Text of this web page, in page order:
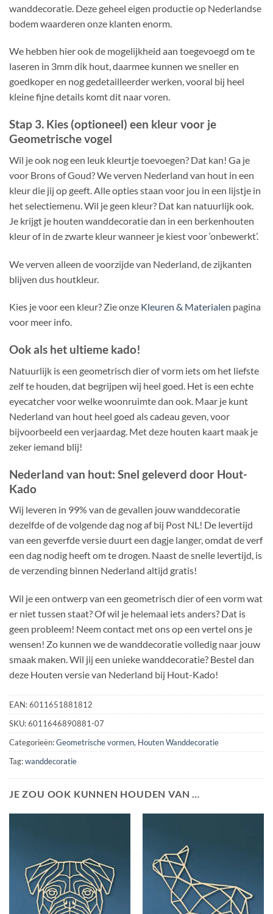
wanddecoratie. Deze geheel eigen productie op Nederlandse
bodem waarderen onze klanten enorm.
We hebben hier ook de mogelijkheid aan toegevoegd om te
laseren in 3mm dik hout, daarmee kunnen we sneller en
goedkoper en nog gedetailleerder werken, vooral bij heel
kleine fijne details komt dit naar voren.
Stap 3. Kies (optioneel) een kleur voor je
Geometrische vogel
Wil je ook nog een leuk kleurtje toevoegen? Dat kan! Ga je
voor Brons of Goud? We verven Nederland van hout in een
kleur die jij op geeft. Alle opties staan voor jou in een lijstje in
het selectiemenu. Wil je geen kleur? Dat kan natuurlijk ook.
Je krijgt je houten wanddecoratie dan in een berkenhouten
kleur of in de zwarte kleur wanneer je kiest voor ‘onbewerkt’.
We verven alleen de voorzijde van Nederland, de zijkanten
blijven dus houtkleur.
Kies je voor een kleur? Zie onze Kleuren & Materialen pagina
voor meer info.
Ook als het ultieme kado!
Natuurlijk is een geometrisch dier of vorm iets om het liefste
zelf te houden, dat begrijpen wij heel goed. Het is een echte
eyecatcher voor welke woonruimte dan ook. Maar je kunt
Nederland van hout heel goed als cadeau geven, voor
bijvoorbeeld een verjaardag. Met deze houten kaart maak je
zeker iemand blij!
Nederland van hout: Snel geleverd door Hout-
Kado
Wij leveren in 99% van de gevallen jouw wanddecoratie
dezelfde of de volgende dag nog af bij Post NL! De levertijd
van een geverfde versie duurt een dagje langer, omdat de verf
een dag nodig heeft om te drogen. Naast de snelle levertijd, is
de verzending binnen Nederland altijd gratis!
Wil je een ontwerp van een geometrisch dier of een vorm wat
er niet tussen staat? Of wil je helemaal iets anders? Dat is
geen probleem! Neem contact met ons op een vertel ons je
wensen! Zo kunnen we de wanddecoratie volledig naar jouw
smaak maken. Wil jij een unieke wanddecoratie? Bestel dan
deze Houten versie van Nederland bij Hout-Kado!
EAN:6011651881812
SKU:6011646890881-07
Categorieën:Geometrische vormen, Houten Wanddecoratie
Tag:wanddecoratie
JE ZOU OOK KUNNEN HOUDEN VAN …